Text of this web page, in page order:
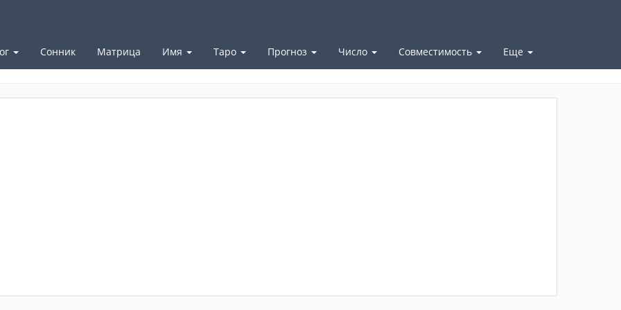
Сонник Матрица Имя Таро Прогноз Число Совместимость Еще
Таро - расклад на выбор из двух вариантов